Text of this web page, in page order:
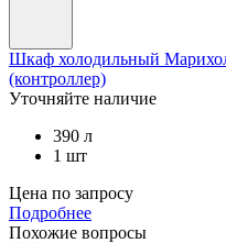
Шкаф холодильный
(контроллер)
Уточняйте наличие
390 л
1 шт
Цена по запросу
Подробнее
Похожие вопросы